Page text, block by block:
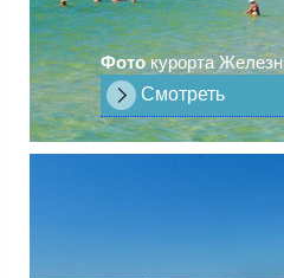
Фотокурорта
Смотреть